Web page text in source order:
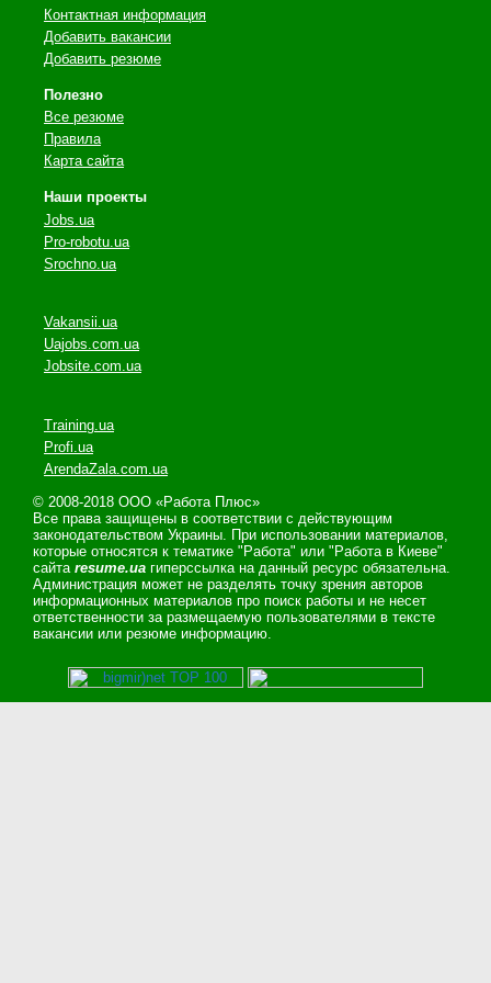
Контактная информация
Добавить вакансии
Добавить резюме
Полезно
Все резюме
Правила
Карта сайта
Наши проекты
Jobs.ua
Pro-robotu.ua
Srochno.ua
Vakansii.ua
Uajobs.com.ua
Jobsite.com.ua
Training.ua
Profi.ua
ArendaZala.com.ua
© 2008-2018 ООО «Работа Плюс»
Все права защищены в соответствии с действующим
законодательством Украины. При использовании материалов,
которые относятся к тематике "Работа" или "Работа в Киеве"
сайта resume.ua гиперссылка на данный ресурс обязательна.
Администрация может не разделять точку зрения авторов
информационных материалов про поиск работы и не несет
ответственности за размещаемую пользователями в тексте
вакансии или резюме информацию.